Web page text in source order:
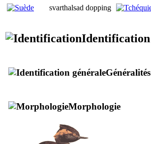
svarthalsad dopping
Identification
Généralités
Morphologie